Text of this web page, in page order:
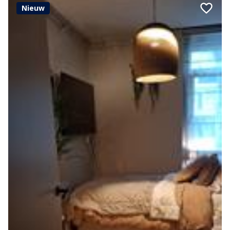
Nieuw